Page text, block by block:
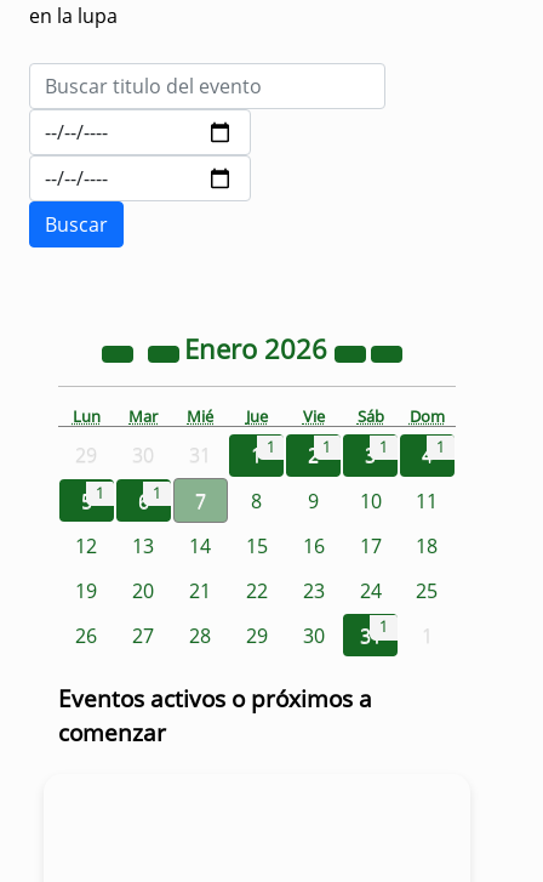
en la lupa
Enero 2026
Lun Mar Mié Jue Vie Sáb Dom
29 30 31 1 1 2 1 3 1 4 1
5 1 6 1 7 8 9 10
11
12
13 14 15 16 17
18
19
20 21 22 23 24
25
26
27 28 29 30 311 1
Eventos activos o próximos a
comenzar